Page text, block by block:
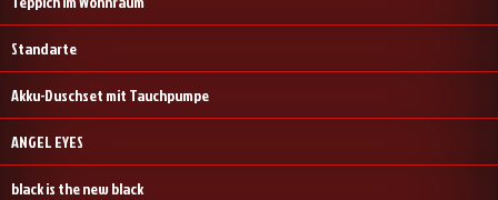
Standarte
Akku-Duschset mit Tauchpumpe
ANGEL EYES
black is the new black